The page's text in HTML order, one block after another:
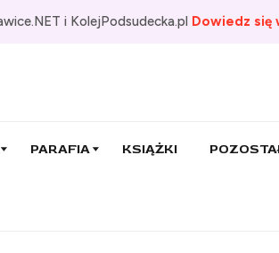
i KolejPodsudecka.pl Dowiedz się
PARAFIA KSIĄŻKI